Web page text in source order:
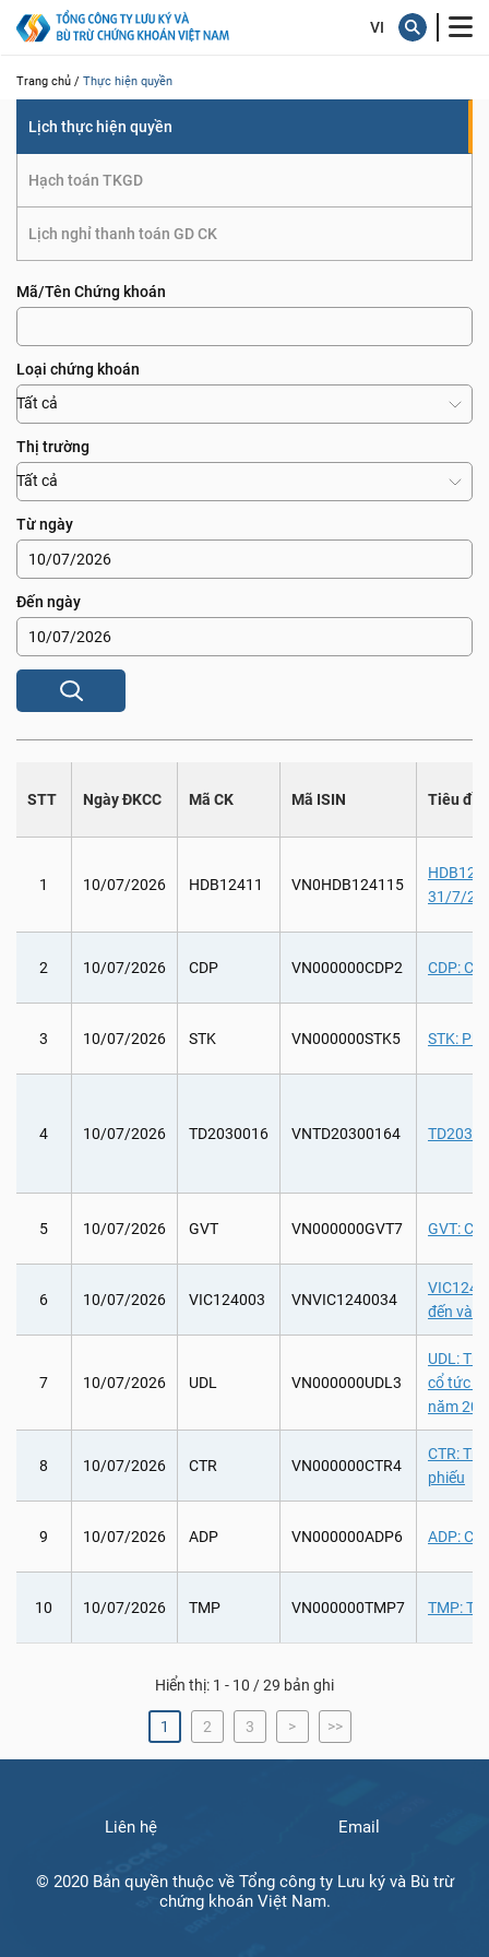
Trang chủ / Thực hiện quyền
Lịch thực hiện quyền
Hạch toán TKGD
Lịch nghỉ thanh toán GD CK
Mã/Tên Chứng khoán
Loại chứng khoán
Tất cả
Thị trường
Tất cả
Từ ngày
Đến ngày
STT Ngày ĐKCC Mã CK Mã ISIN Tiêu đề
1 10/07/2026 HDB12411 VN0HDB124115
31/7/
2 10/07/2026 CDP VN000000CDP2 CDP:
3 10/07/2026 STK VN000000STK5 STK:
4 10/07/2026 TD2030016 VNTD20300164
5 10/07/2026 GVT VN000000GVT7 GVT:
6 10/07/2026 VIC124003 VNVIC1240034
đến và
7 10/07/2026 UDL VN000000UDL3
UDL:
cổ tức
năm
8 10/07/2026 CTR VN000000CTR4
CTR:
phiếu
9 10/07/2026 ADP VN000000ADP6 ADP:
10 10/07/2026 TMP VN000000TMP7 TMP:
Hiển thị: 1 - 10 / 29 bản ghi
1 2 3 > >>
Liên hệ Email
© 2020 Bản quyền thuộc về Tổng công ty Lưu ký và Bù trừ
chứng khoán Việt Nam.